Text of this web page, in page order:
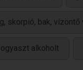
skorpió, bak, vízöntő
alkoholt